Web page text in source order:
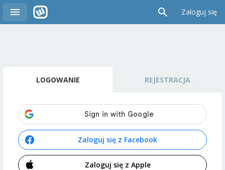
Zaloguj się
LOGOWANIE REJESTRACJA
Zaloguj się z Facebook
Zaloguj się z Apple